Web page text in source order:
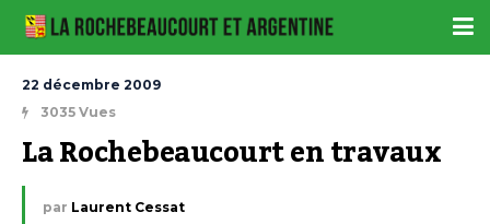
22 décembre 2009
3035 Vues
La Rochebeaucourt en travaux
par Laurent Cessat